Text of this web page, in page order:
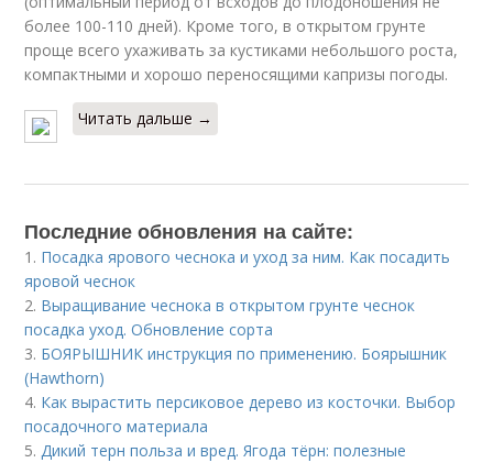
более 100-110 дней). Кроме того, в открытом грунте
проще всего ухаживать за кустиками небольшого роста,
компактными и хорошо переносящими капризы погоды.
Читать дальше →
Последние обновления на сайте:
1. Посадка ярового чеснока и уход за ним. Как посадить
яровой чеснок
2. Выращивание чеснока в открытом грунте чеснок
посадка уход. Обновление сорта
3. БОЯРЫШНИК инструкция по применению. Боярышник
(Hawthorn)
4. Как вырастить персиковое дерево из косточки. Выбор
посадочного материала
5.Дикий терн польза и вред. Ягода тёрн: полезные